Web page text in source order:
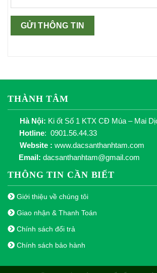
THÀNH TÂM
Hà Nội: Ki ốt Số 1 KTX CĐ Múa – Mai
Hotline: 0901.56.44.33
Website : www.dacsanthanhtam.com
Email: dacsanthanhtam@gmail.com
THÔNG TIN CẦN BIẾT
Giới thiệu về chúng tôi
Giao nhận & Thanh Toán
Chính sách đổi trả
Chính sách bảo hành